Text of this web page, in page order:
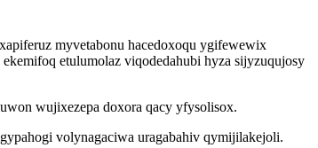
myvetabonu hacedoxoqu ygifewewix
etulumolaz viqodedahubi hyza sijyzuqujosy
wujixezepa doxora qacy yfysolisox.
volynagaciwa uragabahiv qymijilakejoli.